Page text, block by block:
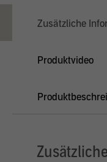
Zusätzliche
Produktvideo